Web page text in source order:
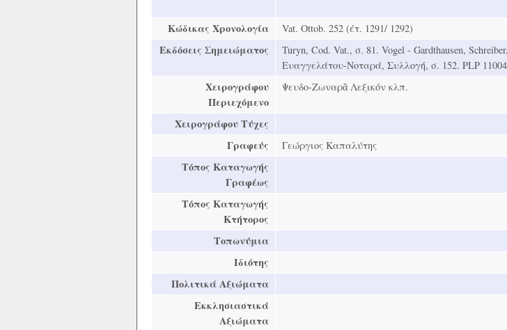
Κώδικας Χρονολογία Vat. Ottob. 252 (έτ. 1291/ 1292)
Εκδόσεις Σημειώματος
Turyn, Cod. Vat., σ. 81. Vogel - Gardthausen,
Ευαγγελάτου-Νοταρά, Συλλογή, σ. 152. PLP
Χειρογράφου
Περιεχόμενο
Ψευδο-Ζωναρᾶ Λεξικόν κλπ.
Χειρογράφου Τύχες
Γραφεύς
Γεώργιος Καπαλύτης
Τόπος Καταγωγής
Γραφέως
Τόπος Καταγωγής
Κτήτορος
Τοπωνύμια
Ιδιότης
Πολιτικά Αξιώματα
Εκκλησιαστικά
Αξιώματα